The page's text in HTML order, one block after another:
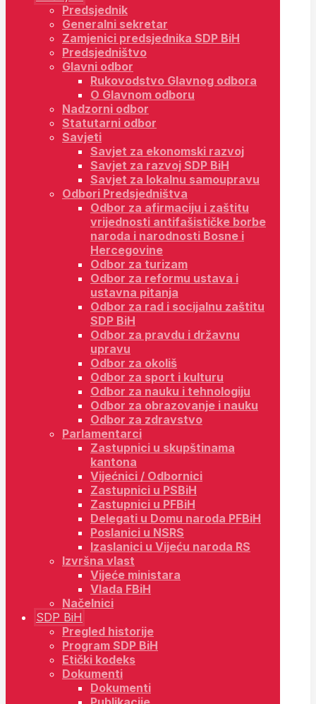
Predsjednik
Generalni sekretar
Zamjenici predsjednika SDP BiH
Predsjedništvo
Glavni odbor
Rukovodstvo Glavnog odbora
O Glavnom odboru
Nadzorni odbor
Statutarni odbor
Savjeti
Savjet za ekonomski razvoj
Savjet za razvoj SDP BiH
Savjet za lokalnu samoupravu
Odbori Predsjedništva
Odbor za afirmaciju i zaštitu
vrijednosti antifašističke borbe
naroda i narodnosti Bosne i
Hercegovine
Odbor za turizam
Odbor za reformu ustava i
ustavna pitanja
Odbor za rad i socijalnu zaštitu
SDP BiH
Odbor za pravdu i državnu
upravu
Odbor za okoliš
Odbor za sport i kulturu
Odbor za nauku i tehnologiju
Odbor za obrazovanje i nauku
Odbor za zdravstvo
Parlamentarci
Zastupnici u skupštinama
kantona
Vijećnici / Odbornici
Zastupnici u PSBiH
Zastupnici u PFBiH
Delegati u Domu naroda PFBiH
Poslanici u NSRS
Izaslanici u Vijeću naroda RS
Izvršna vlast
Vijeće ministara
Vlada FBiH
Načelnici
SDP BiH
Pregled historije
Program SDP BiH
Etički kodeks
Dokumenti
Dokumenti